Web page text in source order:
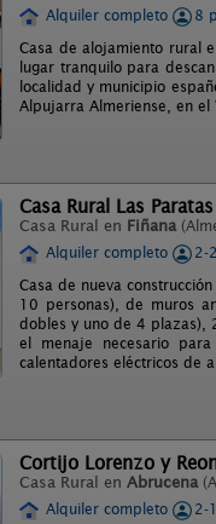
Alquiler completo
8
Casa de alojamiento rural
lugar tranquilo para
localidad y municipio
Alpujarra Almeriense, en
Casa Rural Las
Casa Rural en Fiñana
Alquiler completo
2-
Casa de nueva
10 personas), de muros
dobles y uno de 4 plazas),
el menaje necesario
calentadores eléctricos de
Cortijo Lorenzo y
Casa Rural en Abrucena
Alquiler completo
2-